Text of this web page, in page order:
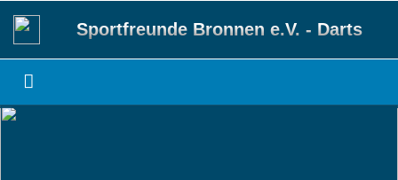
Sportfreunde Bronnen e.V. - Darts